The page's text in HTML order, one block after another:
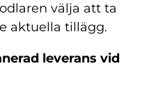
välja att ta
aktuella tillägg.
leverans vid